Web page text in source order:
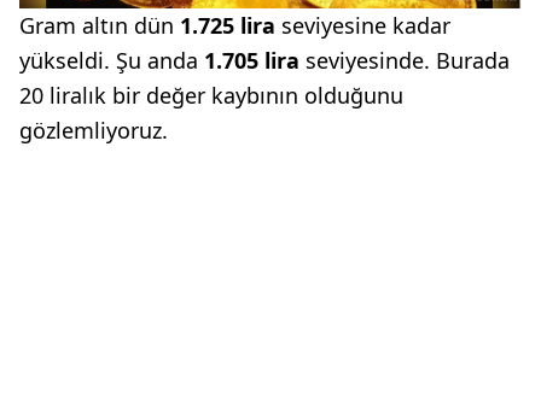
Gram altın dün 1.725 lira seviyesine kadar
yükseldi. Şu anda 1.705 lira seviyesinde. Burada
20 liralık bir değer kaybının olduğunu
gözlemliyoruz.